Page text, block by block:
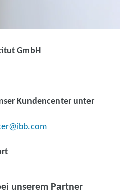
unserem Partner
GmbH
Kundencenter unter